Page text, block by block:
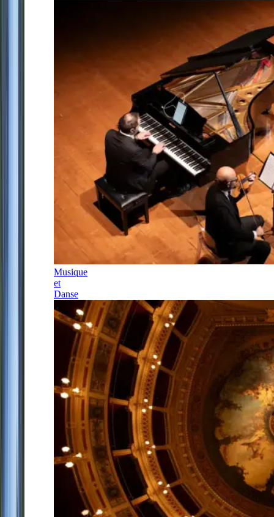
Musique
et
Danse